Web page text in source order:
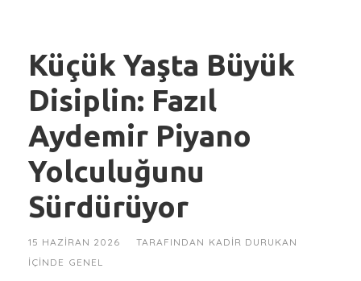
Küçük Yaşta Büyük
Disiplin: Fazıl
Aydemir Piyano
Yolculuğunu
Sürdürüyor
15 HAZIRAN 2026 TARAFINDAN KADIR DURUKAN
IÇINDE GENEL